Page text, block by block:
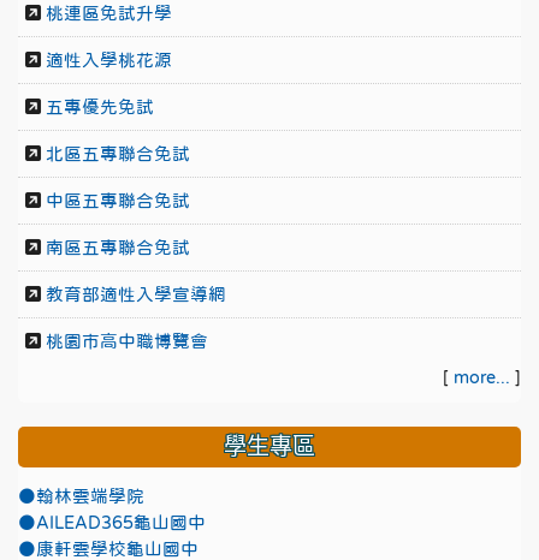
桃連區免試升學
適性入學桃花源
五專優先免試
北區五專聯合免試
中區五專聯合免試
南區五專聯合免試
教育部適性入學宣導網
桃園市高中職博覽會
[ more... ]
學生專區
●翰林雲端學院
●AILEAD365龜山國中
●康軒雲學校龜山國中